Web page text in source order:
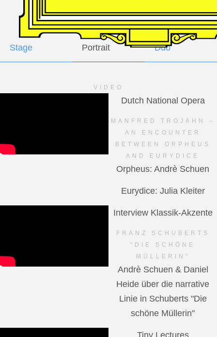
GALLERY
Stage Portrait Duo
VIDEO
Dutch National Opera
MANFRED TROJAHN –
AN ENCOUNTER
BETWEEN ORPHEUS
AND EURYDICE
Orpheus: Andrè Schuen
Eurydice: Julia Kleiter
Interview Klassik-Akzente
FRANZ SCHUBERTS
"DIE SCHÖNE
MÜLLERIN"
Andrè Schuen & Daniel
Heide über die narrative
Linie in Schuberts "Die
schöne Müllerin"
Tiny Lectures